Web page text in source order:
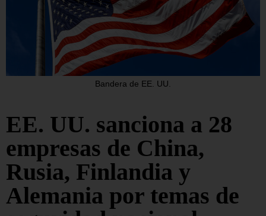
Bandera de EE. UU.
EE. UU. sanciona a 28
empresas de China,
Rusia, Finlandia y
Alemania por temas de